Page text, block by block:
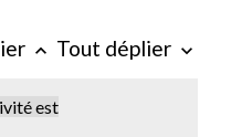
keyboard_arrow_up Tout déplier keyboard_arrow_down
est